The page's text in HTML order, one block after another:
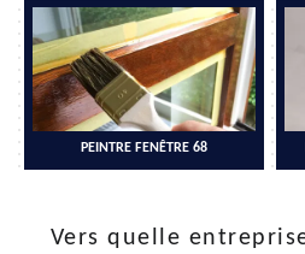
PEINTRE FENÊTRE 68
Vers quelle